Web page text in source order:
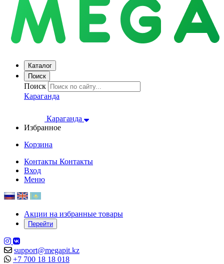
Каталог
Поиск
Поиск
Караганда
Караганда
Избранное
Корзина
Контакты Контакты
Вход
Меню
Акции на избранные товары
Перейти
support@megapit.kz
+7 700 18 18 018